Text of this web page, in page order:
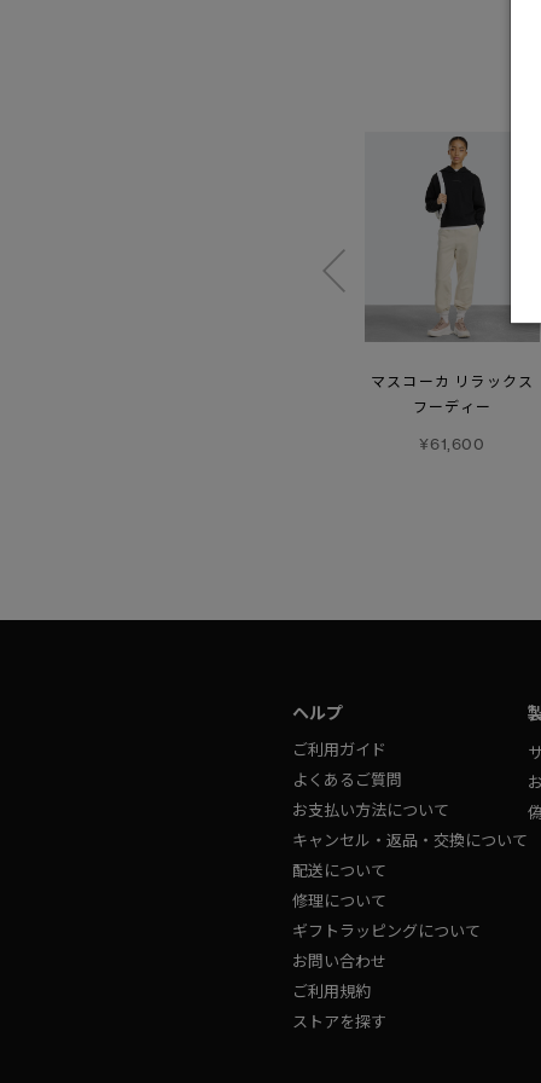
マスコーカ リラックス
フーディー
¥61,600
ヘルプ
ご利用ガイド
よくあるご質問
お支払い方法について
キャンセル・返品・交換について
配送について
修理について
ギフトラッピングについて
お問い合わせ
ご利用規約
ストアを探す